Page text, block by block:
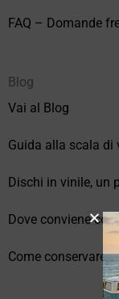
FAQ – Domande
Blog
Vai al Blog
Guida alla scala di
Dischi in vinile, un
Dove conviene
Come conservare